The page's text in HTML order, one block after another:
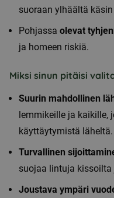
suoraan ylhäältä käsin
Pohjassa olevat
ja homeen riskiä.
Miksi sinun pitäisi
Suurin mahdollinen
lemmikeille ja
käyttäytymistä läheltä.
Turvallinen
suojaa lintuja
Joustava ympäri